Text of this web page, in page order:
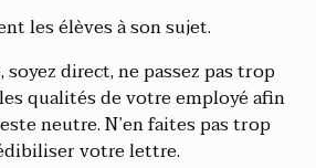
les élèves à son sujet.
soyez direct, ne passez pas trop
qualités de votre employé afin
neutre. N’en faites pas trop
votre lettre.